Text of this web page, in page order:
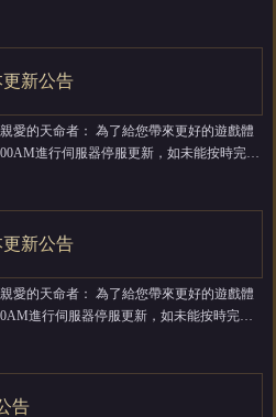
更新公告
愛的天命者： 為了給您帶來更好的遊戲體
進行伺服器停服更新，如未能按時完
18日24點前透過信件進行發放，非常感謝
更新公告
愛的天命者： 為了給您帶來更好的遊戲體
進行伺服器停服更新，如未能按時完
12日24點前透過信件進行發放，非常感謝
告